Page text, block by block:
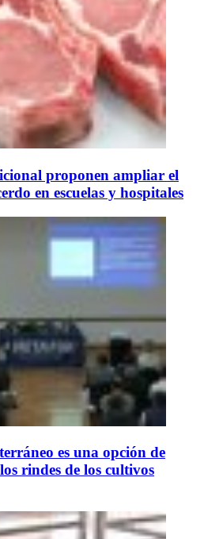
proponen ampliar el
en escuelas y hospitales
es una opción de
rindes de los cultivos